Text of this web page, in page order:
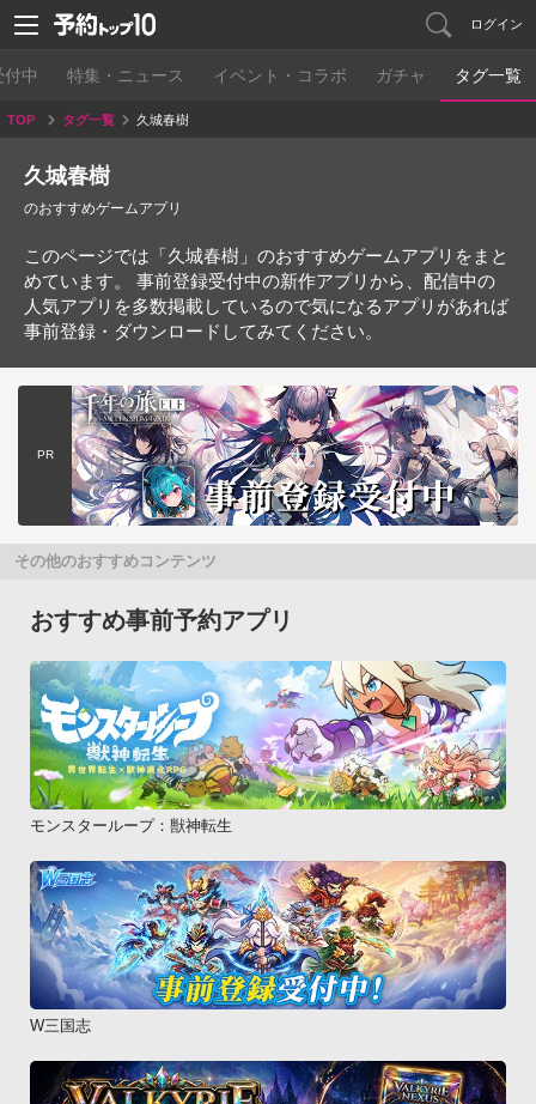
ログイン
中 特集・ニュース イベント・コラボ ガチャ タグ一覧
TOP タグ一覧 久城春樹
久城春樹
のおすすめゲームアプリ
このページでは「久城春樹」のおすすめゲームアプリをまと
めています。 事前登録受付中の新作アプリから、配信中の
人気アプリを多数掲載しているので気になるアプリがあれば
事前登録・ダウンロードしてみてください。
PR
その他のおすすめコンテンツ
おすすめ事前予約アプリ
モンスターループ：獣神転生
W三国志